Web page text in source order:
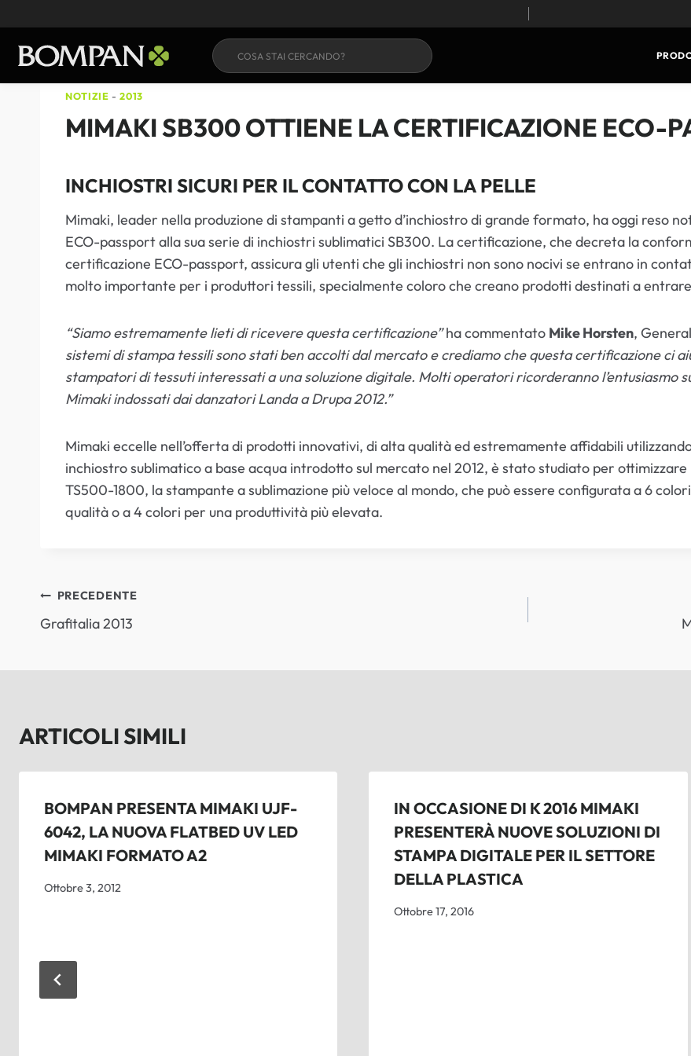
al
contenuto
NOTIZIE -2013
MIMAKI SB300 OTTIENE LA CERTIFICAZIONE ECO-
INCHIOSTRI SICURI PER IL CONTATTO CON LA PELLE
Mimaki, leader nella produzione di stampanti a getto d’inchiostro di grande formato, ha oggi reso
ECO-passport alla sua serie di inchiostri sublimatici SB300. La certificazione, che decreta la
certificazione ECO-passport, assicura gli utenti che gli inchiostri non sono nocivi se entrano in
molto importante per i produttori tessili, specialmente coloro che creano prodotti destinati a
“Siamo estremamente lieti di ricevere questa certificazione”ha commentato Mike Horsten,
sistemi di stampa tessili sono stati ben accolti dal mercato e crediamo che questa certificazione ci
stampatori di tessuti interessati a una soluzione digitale. Molti operatori ricorderanno l’entusiasmo
Mimaki indossati dai danzatori Landa a Drupa 2012.”
Mimaki eccelle nell’offerta di prodotti innovativi, di alta qualità ed estremamente affidabili
inchiostro sublimatico a base acqua introdotto sul mercato nel 2012, è stato studiato per
TS500-1800, la stampante a sublimazione più veloce al mondo, che può essere configurata a 6
qualità o a 4 colori per una produttività più elevata.
NAVIGAZIONE
ARTICOLI
PRECEDENTE
Grafitalia 2013
ARTICOLI SIMILI
BOMPAN PRESENTA MIMAKI UJF-
6042, LA NUOVA FLATBED UV LED
MIMAKI FORMATO A2
Ottobre 3, 2012
IN OCCASIONE DI K 2016 MIMAKI
PRESENTERÀ NUOVE SOLUZIONI DI
STAMPA DIGITALE PER IL SETTORE
DELLA PLASTICA
Ottobre 17, 2016